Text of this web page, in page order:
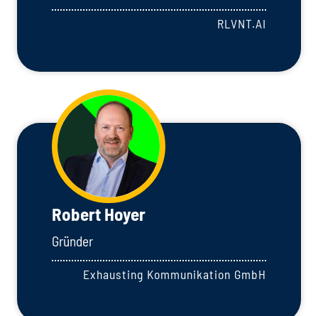
RLVNT.AI
Robert Hoyer
Gründer
Exhausting Kommunikation GmbH